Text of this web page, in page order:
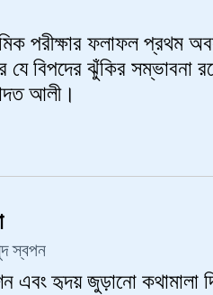
পরীক্ষার ফলাফল প্রথম
যে বিপদের ঝুঁকির
আলী।
স্বপন
এবং হৃদয় জুড়ানো কথামালা